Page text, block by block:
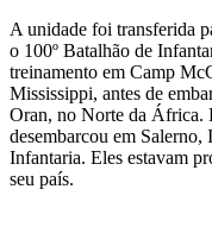
A unidade foi transferida
o 100º Batalhão de
treinamento em Camp
Mississippi, antes de
Oran, no Norte da África.
desembarcou em
Infantaria. Eles estavam
seu país.